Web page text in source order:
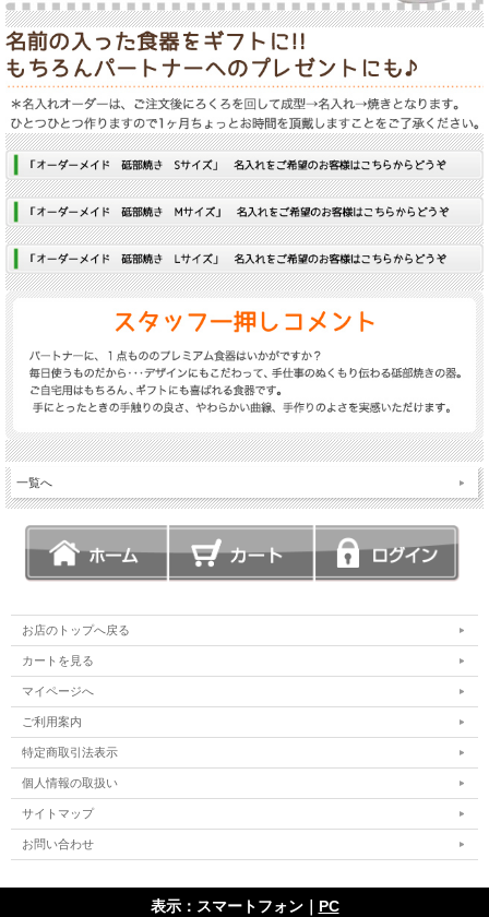
一覧へ
お店のトップへ戻る
カートを見る
マイページへ
ご利用案内
特定商取引法表示
個人情報の取扱い
サイトマップ
お問い合わせ
表示：スマートフォン｜ PC